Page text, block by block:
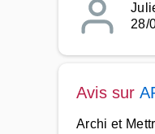
28/
Avis sur
Archi et